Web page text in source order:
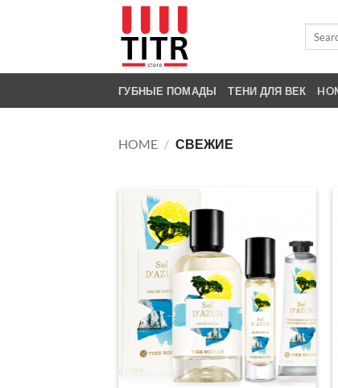
ГУБНЫЕ ПОМАДЫ ТЕНИ ДЛЯ ВЕК
HOME / СВЕЖИЕ